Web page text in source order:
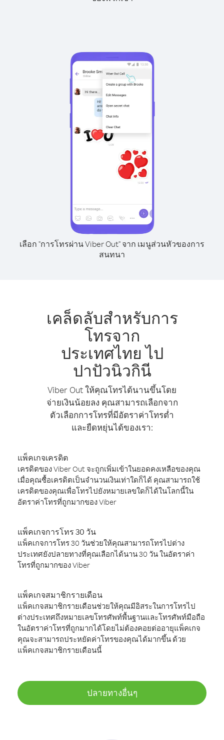
เลือก "การโทรผ่าน Viber Out" จาก เมนูส่วนหัวของการ
สนทนา
เคล็ดลับสำหรับการ
โทรจาก
ประเทศไทย ไป
ปาปัวนิวกินี
Viber Out ให้คุณโทรได้นานขึ้นโดย
จ่ายเงินน้อยลง คุณสามารถเลือกจาก
ตัวเลือกการโทรที่มีอัตราค่าโทรต่ำ
และยืดหยุ่นได้ของเรา:
แพ็คเกจเครดิต
เครดิตของ Viber Out จะถูกเพิ่มเข้าในยอดคงเหลือของคุณ
เมื่อคุณซื้อเครดิตเป็นจำนวนเงินเท่าใดก็ได้ คุณสามารถใช้
เครดิตของคุณเพื่อโทรไปยังหมายเลขใดก็ได้ในโลกนี้ใน
อัตราค่าโทรที่ถูกมากของ Viber
แพ็คเกจการโทร 30 วัน
แพ็คเกจการโทร 30 วันช่วยให้คุณสามารถโทรไปต่าง
ประเทศยังปลายทางที่คุณเลือกได้นาน 30 วัน ในอัตราค่า
โทรที่ถูกมากของ Viber
แพ็คเกจสมาชิกรายเดือน
แพ็คเกจสมาชิกรายเดือนช่วยให้คุณมีอิสระในการโทรไป
ต่างประเทศถึงหมายเลขโทรศัพท์พื้นฐานและโทรศัพท์มือถือ
ในอัตราค่าโทรที่ถูกมากได้โดยไม่ต้องคอยต่ออายุแพ็คเกจ
คุณจะสามารถประหยัดค่าโทรของคุณได้มากขึ้น ด้วย
แพ็คเกจสมาชิกรายเดือนนี้
ปลายทางอื่นๆ